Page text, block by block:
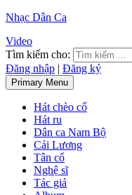
Nhạc Dân Ca
Video
Tìm kiếm cho:
Đăng nhập | Đăng ký
Primary Menu
Hát chèo cổ
Hát ru
Dân ca Nam Bộ
Cải Lương
Tân cổ
Nghệ sĩ
Tác giả